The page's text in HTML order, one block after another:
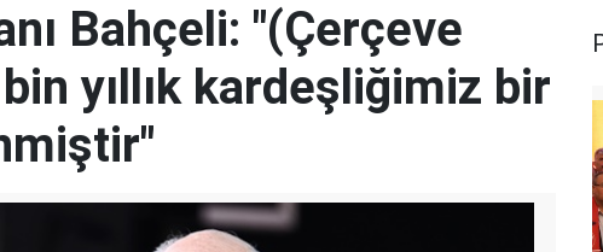
Bahçeli: "(Çerçeve
yıllık kardeşliğimiz bir